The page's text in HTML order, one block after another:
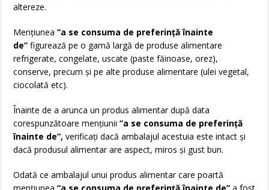
altereze.
Menţiunea”a se consuma de preferinţă înainte
de” figurează pe o gamă largă de produse alimentare
refrigerate, congelate, uscate (paste făinoase, orez),
conserve, precum şi pe alte produse alimentare (ulei vegetal,
ciocolată etc).
Înainte de a arunca un produs alimentar după data
corespunzătoare menţiunii”a se consuma de preferinţă
înainte de”, verificaţi dacă ambalajul acestuia este intact şi
dacă produsul alimentar are aspect, miros şi gust bun.
Odată ce ambalajul unui produs alimentar care poartă